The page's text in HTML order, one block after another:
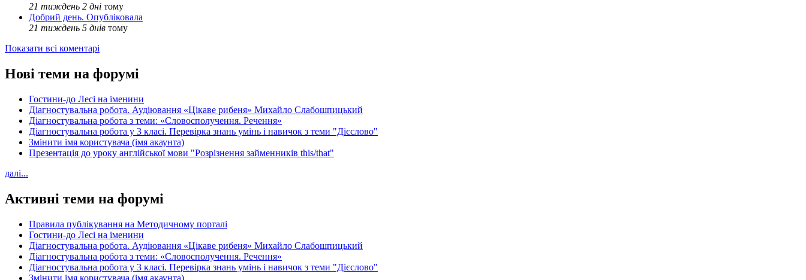
21 тиждень 2 дні тому
Добрий день. Опубліковала
21 тиждень 5 днів тому
Показати всі коментарі
Нові теми на форумі
Гостини-до Лесі на іменини
Діагностувальна робота. Аудіювання «Цікаве рибеня» Михайло Слабошпицький
Діагностувальна робота з теми: «Словосполучення. Речення»
Діагностувальна робота у 3 класі. Перевірка знань умінь і навичок з теми "Дієслово"
Змінити імя користувача (імя акаунта)
Презентація до уроку англійської мови "Розрізнення займенників this/that"
далі...
Активні теми на форумі
Правила публікування на Методичному порталі
Гостини-до Лесі на іменини
Діагностувальна робота. Аудіювання «Цікаве рибеня» Михайло Слабошпицький
Діагностувальна робота з теми: «Словосполучення. Речення»
Діагностувальна робота у 3 класі. Перевірка знань умінь і навичок з теми "Дієслово"
Змінити імя користувача (імя акаунта)